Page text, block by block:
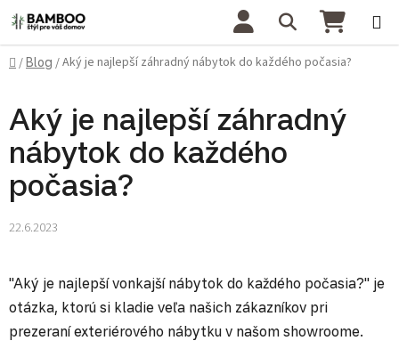
Prejsť na obsah Hľadať
Domov
/Blog /Aký je najlepší záhradný nábytok do každého počasia?
Aký je najlepší záhradný
nábytok do každého
počasia?
22.6.2023
"Aký je najlepší vonkajší nábytok do každého počasia?" je
otázka, ktorú si kladie veľa našich zákazníkov pri
prezeraní exteriérového nábytku v našom showroome.